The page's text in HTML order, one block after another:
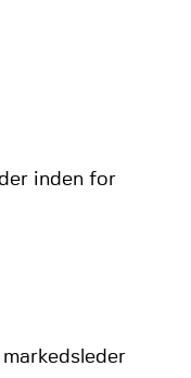
inden for